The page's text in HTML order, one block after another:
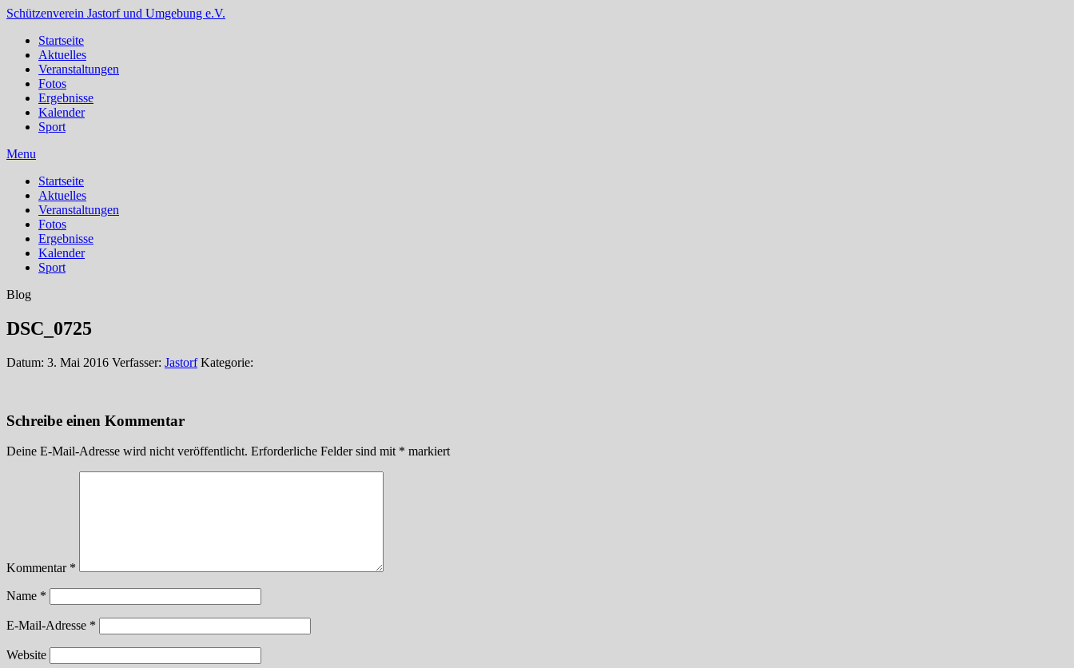
Schützenverein Jastorf und Umgebung e.V.
Startseite
Aktuelles
Veranstaltungen
Fotos
Ergebnisse
Kalender
Sport
Menu
Startseite
Aktuelles
Veranstaltungen
Fotos
Ergebnisse
Kalender
Sport
Blog
DSC_0725
Datum: 3. Mai 2016 Verfasser: Jastorf Kategorie:
Schreibe einen Kommentar
Deine E-Mail-Adresse wird nicht veröffentlicht. Erforderliche Felder sind mit * markiert
Kommentar *
Name *
E-Mail-Adresse *
Website